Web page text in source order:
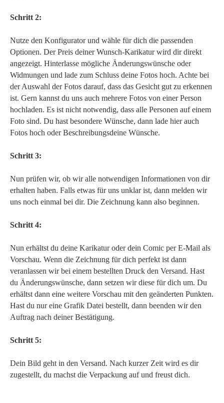
Schritt 2:
Nutze den Konfigurator und wähle für dich die passenden
Optionen. Der Preis deiner Wunsch-Karikatur wird dir direkt
angezeigt. Hinterlasse mögliche Änderungswünsche oder
Widmungen und lade zum Schluss deine Fotos hoch. Achte bei
der Auswahl der Fotos darauf, dass das Gesicht gut zu erkennen
ist. Gern kannst du uns auch mehrere Fotos von einer Person
hochladen. Es ist nicht notwendig, dass alle Personen auf einem
Foto sind. Du hast besondere Wünsche, dann lade hier auch
Fotos hoch oder Beschreibungsdeine Wünsche.
Schritt 3:
Nun prüfen wir, ob wir alle notwendigen Informationen von dir
erhalten haben. Falls etwas für uns unklar ist, dann melden wir
uns noch einmal bei dir. Die Zeichnung kann also beginnen.
Schritt 4:
Nun erhältst du deine Karikatur oder dein Comic per E-Mail als
Vorschau. Wenn die Zeichnung für dich perfekt ist dann
veranlassen wir bei einem bestellten Druck den Versand. Hast
du Änderungswünsche, dann setzen wir diese für dich um. Du
erhältst dann eine weitere Vorschau mit den geänderten Punkten.
Hast du nur eine Grafik Datei bestellt, dann beenden wir den
Auftrag nach deiner Bestätigung.
Schritt 5:
Dein Bild geht in den Versand. Nach kurzer Zeit wird es dir
zugestellt, du machst die Verpackung auf und freust dich.